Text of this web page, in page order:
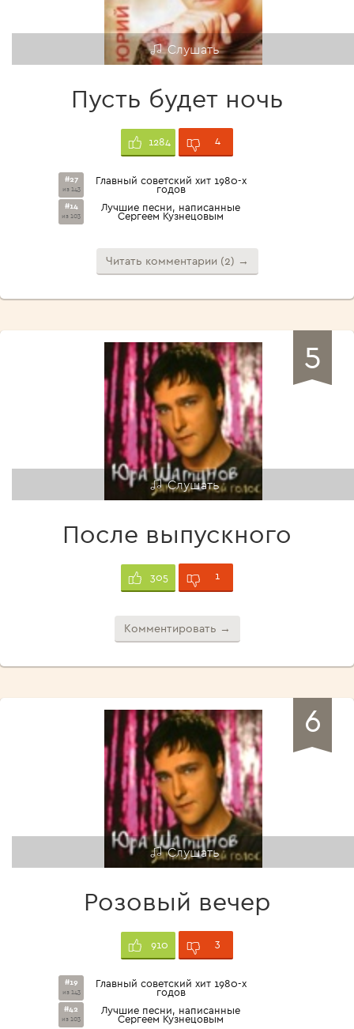
Слушать
Пусть будет ночь
1284 4
#27
из 143
Главный советский хит 1980-х
годов
#14
из 103
Лучшие песни, написанные
Сергеем Кузнецовым
Читать комментарии (2) →
5
Слушать
После выпускного
305 1
Комментировать →
6
Слушать
Розовый вечер
910 3
#19
из 143
Главный советский хит 1980-х
годов
#42
из 103
Лучшие песни, написанные
Сергеем Кузнецовым